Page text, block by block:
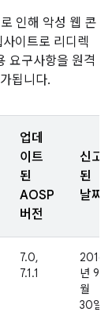
인해 악성 웹 콘
이트로 리디렉
요구사항을 원격
됩니다.
업데
이트
된
AOSP
버전
신고
된
날짜
7.0,
7.1.1
2016
년 9
월
30일